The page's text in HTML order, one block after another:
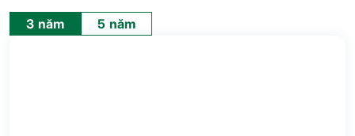
3 năm 5 năm